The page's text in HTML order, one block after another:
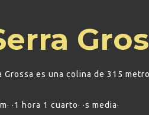
Grossa es una colina de 315
·1 hora 1 cuarto· ·s media·